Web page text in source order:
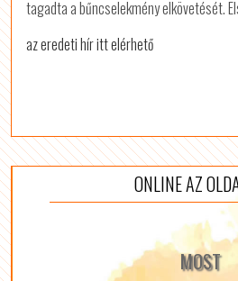
tagadta a bűncselekmény elkövetését.
az eredeti hír itt elérhető
ONLINE AZ
MOST